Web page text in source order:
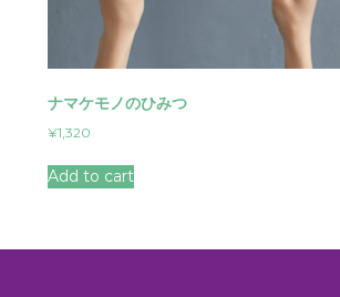
ナマケモノのひみつ
¥1,320
Add to cart